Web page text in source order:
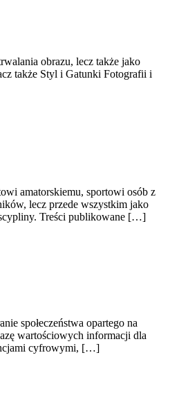
obrazu, lecz także jako
także Styl i Gatunki Fotografii i
amatorskiemu, sportowi osób z
lecz przede wszystkim jako
Treści publikowane […]
społeczeństwa opartego na
wartościowych informacji dla
cyfrowymi, […]